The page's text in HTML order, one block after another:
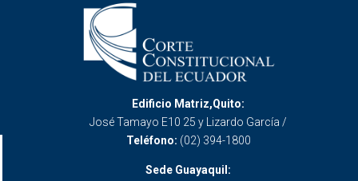
Edificio Matriz,Quito:
José Tamayo E10 25 y Lizardo García /
Teléfono: (02) 394-1800
Sede Guayaquil: